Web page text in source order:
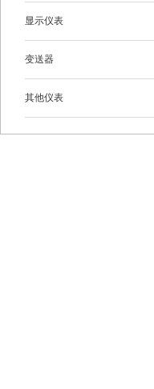
显示仪表
变送器
其他仪表